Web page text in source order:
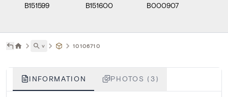
B151599 B151600 B000907
˅ 10106710
INFORMATION PHOTOS (3)